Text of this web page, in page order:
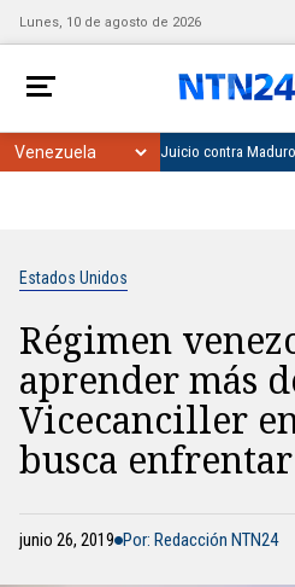
Lunes, 10 de agosto de 2026
Juicio contra Maduro
Estados Unidos
Régimen
aprender más
Vicecanciller
busca
junio 26, 2019 Por: Redacción NTN24